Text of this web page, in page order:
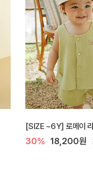
[SIZE ~6Y] 로메이
30% 18,200원